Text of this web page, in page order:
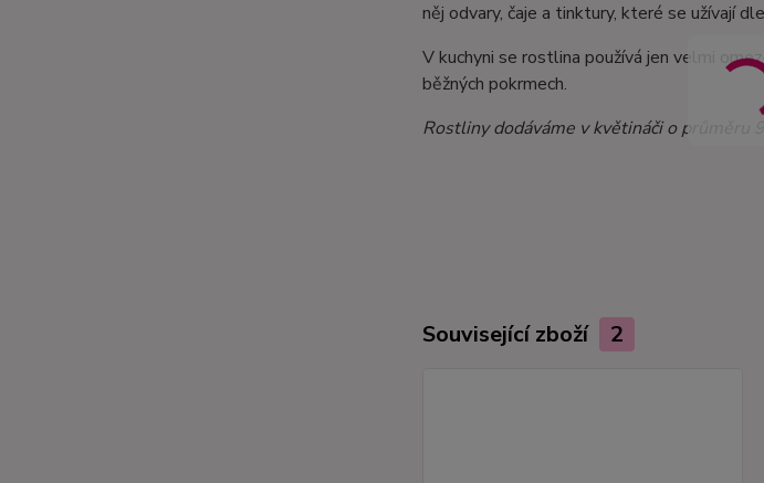
něj odvary, čaje a tinktury, které se užívají
V kuchyni se rostlina používá jen velmi
běžných pokrmech.
Rostliny dodáváme v květináči o průměru
Související zboží 2